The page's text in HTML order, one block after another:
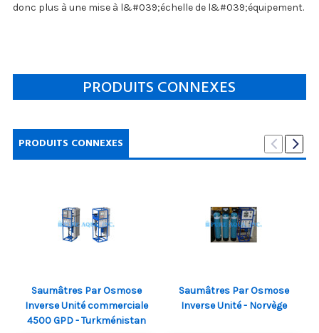
donc plus à une mise à l&#039;échelle de l&#039;équipement.
PRODUITS CONNEXES
PRODUITS CONNEXES
Saumâtres Par Osmose
Inverse Unité commerciale
4500 GPD - Turkménistan
Saumâtres Par Osmose
Inverse Unité - Norvège